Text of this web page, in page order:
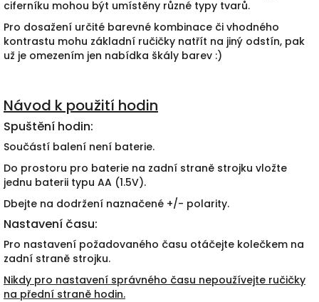
ciferníku mohou být umístěny různé typy tvarů.
Pro dosažení určité barevné kombinace či vhodného
kontrastu mohu základní ručičky natřít na jiný odstín, pak
už je omezením jen nabídka škály barev :)
Návod k použití hodin
Spuštění hodin:
Součástí balení není baterie.
Do prostoru pro baterie na zadní straně strojku vložte
jednu baterii typu AA (1.5V).
Dbejte na dodržení naznačené +/- polarity.
Nastavení času:
Pro nastavení požadovaného času otáčejte kolečkem na
zadní straně strojku.
Nikdy pro nastavení správného času nepoužívejte ručičky
na přední straně hodin.